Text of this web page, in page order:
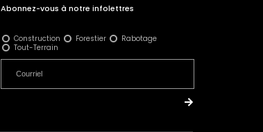
Abonnez-vous à notre infolettres
Construction Forestier
Rabotage
Tout-Terrain